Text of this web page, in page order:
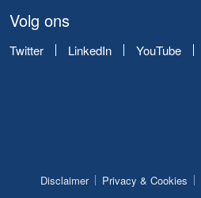
Volg ons
Twitter LinkedIn YouTube
Disclaimer Privacy & Cookies